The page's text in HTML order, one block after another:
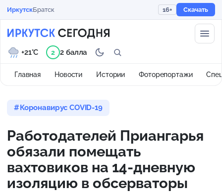
ИркутскБратск 16+ Скачать
Главная Новости Истории Фоторепортажи
+21°C 2 2 балла
Коронавирус COVID-19
Работодателей Приангарья
обязали помещать
вахтовиков на 14-дневную
изоляцию в обсерваторы